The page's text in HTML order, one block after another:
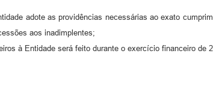
adote as providências necessárias ao exato
aos inadimplentes;
à Entidade será feito durante o exercício financeiro de